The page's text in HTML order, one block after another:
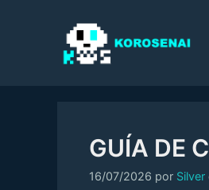
GUÍA DE
16/07/2026 por Silver